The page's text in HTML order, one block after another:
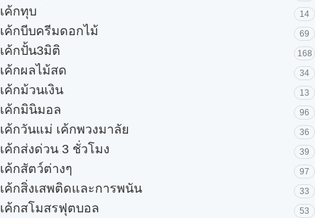
เค้กทุบ 14
เค้กบีบครีมดอกไม้ 69
เค้กปั้น3มิติ 168
เค้กผลไม้สด 34
เค้กม้วนเงิน 13
เค้กมินิมอล 96
เค้กวันแม่ เค้กพวงมาลัย 36
เค้กส่งด่วน 3 ชั่วโมง 39
เค้กสัตว์ต่างๆ 97
เค้กสิ่งเสพติดและการพนัน 33
เค้กสโมสรฟุตบอล 53